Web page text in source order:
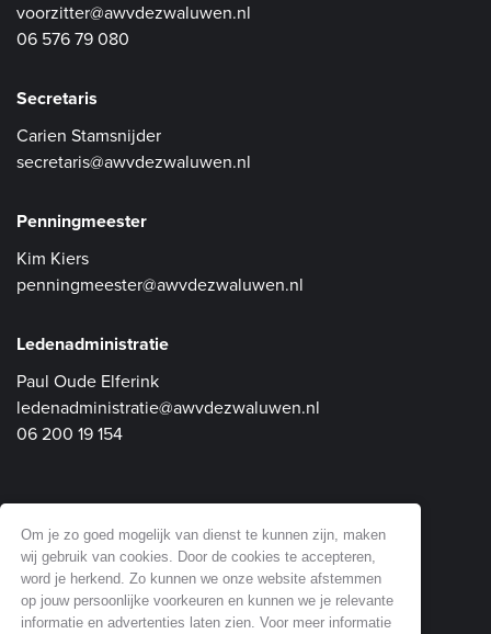
Om je zo goed mogelijk van dienst te kunnen zijn, maken
wij gebruik van cookies. Door de cookies te accepteren,
word je herkend. Zo kunnen we onze website afstemmen
op jouw persoonlijke voorkeuren en kunnen we je relevante
informatie en advertenties laten zien. Voor meer informatie
voorzitter@awvdezwaluwen.nl
06 576 79 080
Secretaris
Carien Stamsnijder
secretaris@awvdezwaluwen.nl
Penningmeester
Kim Kiers
penningmeester@awvdezwaluwen.nl
Ledenadministratie
Paul Oude Elferink
ledenadministratie@awvdezwaluwen.nl
06 200 19 154
Communicatie en Website
Dick Soepenberg
website@awvdezwaluwen.nl
06 518 61 353